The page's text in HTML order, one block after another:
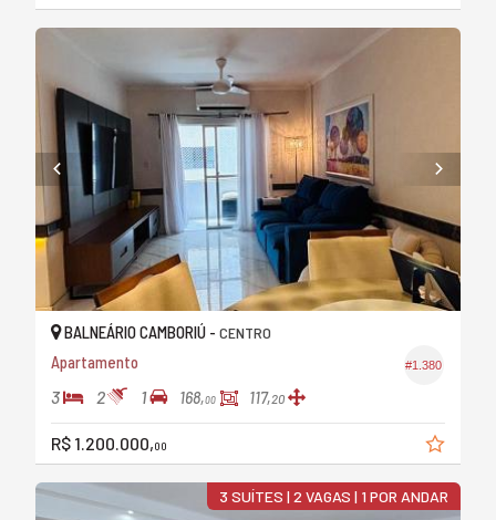
#1.380
BALNEÁRIO CAMBORIÚ - CENTRO
Apartamento
3 2 1 168,00 117,20
R$ 1.200.000,00
3 SUÍTES | 2 VAGAS | 1 POR ANDAR